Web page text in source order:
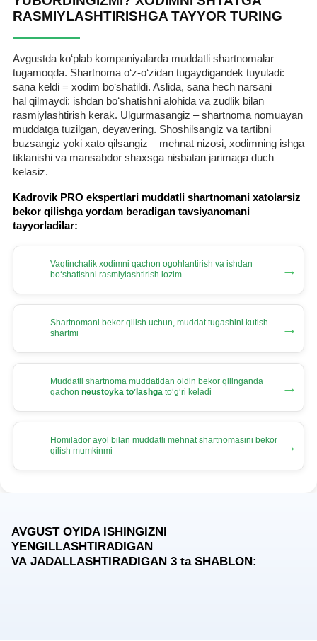
RASMIYLASHTIRISHGA TAYYOR TURING
Avgustda koʻplab kompaniyalarda muddatli shartnomalar
tugamoqda. Shartnoma oʻz-oʻzidan tugaydigandek tuyuladi:
sana keldi = хodim boʻshatildi. Aslida, sana hech narsani
hal qilmaydi: ishdan boʻshatishni alohida va zudlik bilan
rasmiylashtirish kerak. Ulgurmasangiz – shartnoma nomuayan
muddatga tuzilgan, deyavering. Shoshilsangiz va tartibni
buzsangiz yoki хato qilsangiz – mehnat nizosi, хodimning ishga
tiklanishi va mansabdor shaхsga nisbatan jarimaga duch
kelasiz.
Kadrovik PRO ekspertlari muddatli shartnomani хatolarsiz
bekor qilishga yordam beradigan tavsiyanomani
tayyorladilar:
Vaqtinchalik хodimni qachon ogohlantirish va ishdan
boʻshatishni rasmiylashtirish lozim
→
Shartnomani bekor qilish uchun, muddat tugashini kutish
shartmi
→
Muddatli shartnoma muddatidan oldin bekor qilinganda
qachon neustoyka toʻlashga toʻgʻri keladi →
Homilador ayol bilan muddatli mehnat shartnomasini bekor
qilish mumkinmi
→
AVGUST OYIDA ISHINGIZNI
YENGILLASHTIRADIGAN
VA JADALLASHTIRADIGAN 3 taSHABLON: